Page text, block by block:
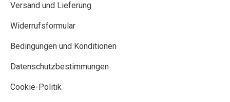
Versand und Lieferung
Widerrufsformular
Bedingungen und Konditionen
Datenschutzbestimmungen
Cookie-Politik